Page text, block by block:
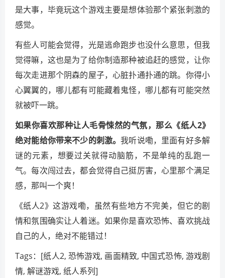
是大事，毕竟玩这个游戏主要是想体验那个紧张刺激的
感觉。
有些人可能会觉得，光是逃命跑步也没什么意思，但我
觉得嘛，这也是为了给你制造那种被追赶的感觉，让你
每次走进那个阴森的屋子，心脏扑通扑通的跳。你得小
心翼翼的，哪儿都有可能藏着鬼怪，哪儿都有可能突然
就被吓一跳。
如果你喜欢那种让人毛骨悚然的气氛，那么《纸人2》
绝对能给你带来不少的刺激。我听说嘞，里面有好多解
谜的元素，想要过关就得动脑筋，不是单纯的乱跑一
气。每次闯过去，都会觉得自己挺厉害，心里那个满足
感，那叫一个爽！
《纸人2》这游戏嘞，虽然有些地方不完美，但它的剧
情和氛围确实让人着迷。如果你是喜欢恐怖、喜欢挑战
自己的人，绝对不能错过！
Tags：[纸人2, 恐怖游戏, 画面精致, 中国式恐怖, 游戏剧
情, 解谜游戏, 纸人系列]